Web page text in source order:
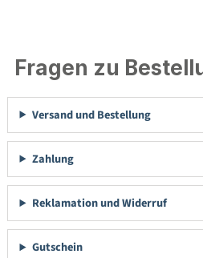
Fragen zu
Versand und Bestellung
Zahlung
Reklamation und Widerruf
Gutschein